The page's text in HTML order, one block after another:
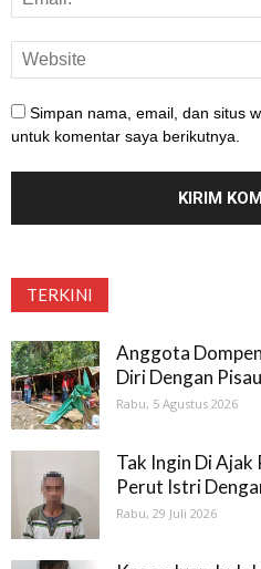
Simpan nama, email, dan situs
untuk komentar saya berikutnya.
TERKINI
Anggota
Diri Dengan
Rabu, 5 Agustus 2026
Tak Ingin Di Ajak
Perut Istri
Rabu, 29 Juli 2026